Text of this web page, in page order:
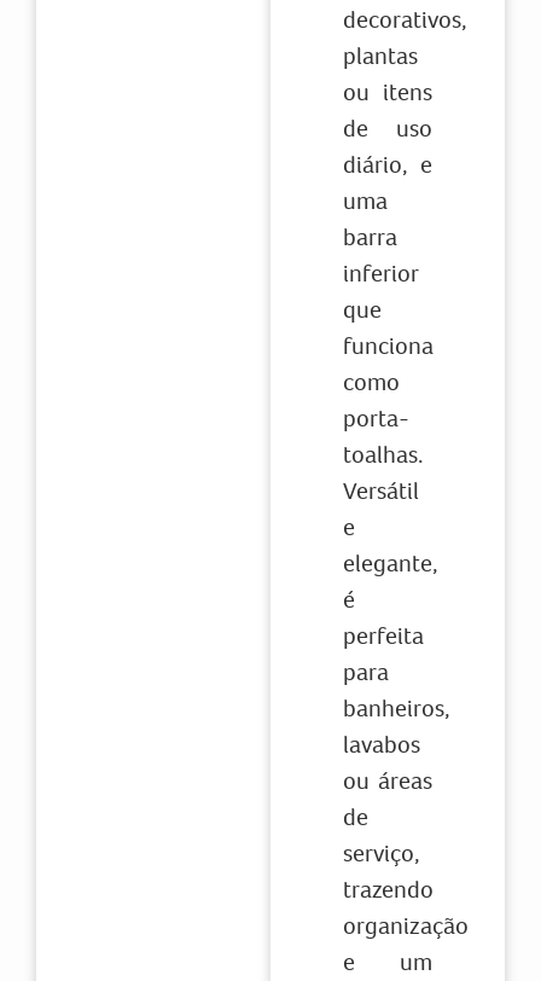
decorativos,
plantas
ou itens
de uso
diário, e
uma
barra
inferior
que
funciona
como
porta-
toalhas.
Versátil
e
elegante,
é
perfeita
para
banheiros,
lavabos
ou áreas
de
serviço,
trazendo
organização
e um